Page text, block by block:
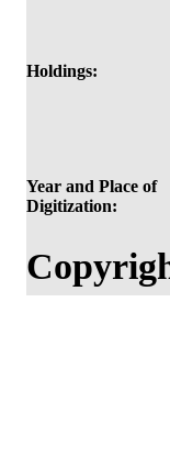
Holdings:
Year and Place of
Digitization: